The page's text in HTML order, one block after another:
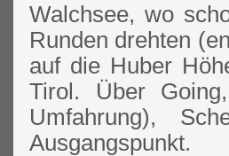
Walchsee, wo
Runden drehten
auf die Huber
Tirol. Über
Umfahrung),
Ausgangspunkt.